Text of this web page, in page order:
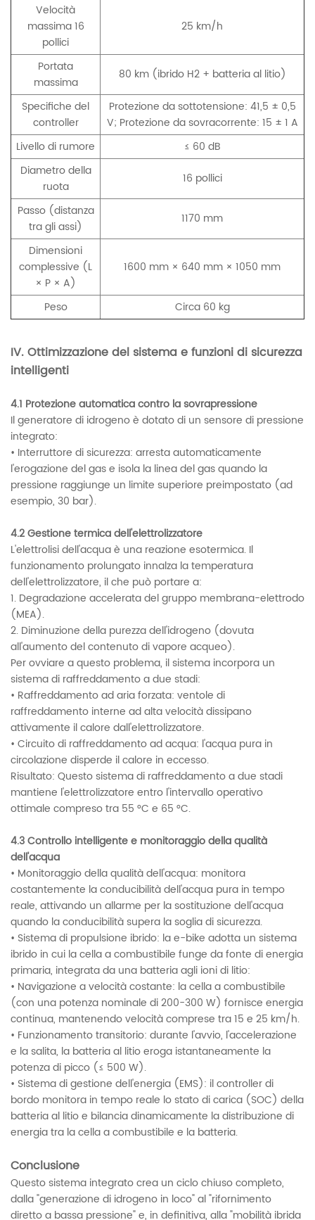
Velocità
massima 16
pollici
25 km/h
Portata
massima
80 km (ibrido H2 + batteria al litio)
Specifiche del
controller
Protezione da sottotensione: 41,5 ± 0,5
V; Protezione da sovracorrente: 15 ± 1 A
Livello di rumore
≤ 60 dB
Diametro della
ruota
16 pollici
Passo (distanza
tra gli assi)
1170 mm
Dimensioni
complessive (L
× P × A)
1600 mm × 640 mm × 1050 mm
Peso Circa 60 kg
IV. Ottimizzazione del sistema e funzioni di sicurezza
intelligenti
4.1 Protezione automatica contro la sovrapressione
Il generatore di idrogeno è dotato di un sensore di pressione
integrato:
• Interruttore di sicurezza: arresta automaticamente
l'erogazione del gas e isola la linea del gas quando la
pressione raggiunge un limite superiore preimpostato (ad
esempio, 30 bar).
4.2 Gestione termica dell'elettrolizzatore
L'elettrolisi dell'acqua è una reazione esotermica. Il
funzionamento prolungato innalza la temperatura
dell'elettrolizzatore, il che può portare a:
1. Degradazione accelerata del gruppo membrana-elettrodo
(MEA).
2. Diminuzione della purezza dell'idrogeno (dovuta
all'aumento del contenuto di vapore acqueo).
Per ovviare a questo problema, il sistema incorpora un
sistema di raffreddamento a due stadi:
• Raffreddamento ad aria forzata: ventole di
raffreddamento interne ad alta velocità dissipano
attivamente il calore dall'elettrolizzatore.
• Circuito di raffreddamento ad acqua: l'acqua pura in
circolazione disperde il calore in eccesso.
Risultato: Questo sistema di raffreddamento a due stadi
mantiene l'elettrolizzatore entro l'intervallo operativo
ottimale compreso tra 55 °C e 65 °C.
4.3 Controllo intelligente e monitoraggio della qualità
dell'acqua
• Monitoraggio della qualità dell'acqua: monitora
costantemente la conducibilità dell'acqua pura in tempo
reale, attivando un allarme per la sostituzione dell'acqua
quando la conducibilità supera la soglia di sicurezza.
• Sistema di propulsione ibrido: la e-bike adotta un sistema
ibrido in cui la cella a combustibile funge da fonte di energia
primaria, integrata da una batteria agli ioni di litio:
• Navigazione a velocità costante: la cella a combustibile
(con una potenza nominale di 200-300 W) fornisce energia
continua, mantenendo velocità comprese tra 15 e 25 km/h.
• Funzionamento transitorio: durante l'avvio, l'accelerazione
e la salita, la batteria al litio eroga istantaneamente la
potenza di picco (≤ 500 W).
• Sistema di gestione dell'energia (EMS): il controller di
bordo monitora in tempo reale lo stato di carica (SOC) della
batteria al litio e bilancia dinamicamente la distribuzione di
energia tra la cella a combustibile e la batteria.
Conclusione
Questo sistema integrato crea un ciclo chiuso completo,
dalla "generazione di idrogeno in loco" al "rifornimento
diretto a bassa pressione" e, in definitiva, alla "mobilità ibrida